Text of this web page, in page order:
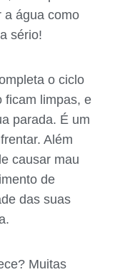
a água como
sério!
o ciclo
ficam limpas, e
parada. É um
Além
causar mau
de
das suas
Muitas